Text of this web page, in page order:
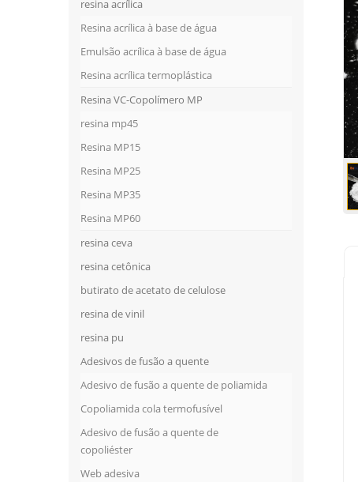
resina acrílica
Resina acrílica à base de água
Emulsão acrílica à base de água
Resina acrílica termoplástica
Resina VC-Copolímero MP
resina mp45
Resina MP15
Resina MP25
Resina MP35
Resina MP60
resina ceva
resina cetônica
butirato de acetato de celulose
resina de vinil
resina pu
Adesivos de fusão a quente
Adesivo de fusão a quente de poliamida
Copoliamida cola termofusível
Adesivo de fusão a quente de
copoliéster
Web adesiva